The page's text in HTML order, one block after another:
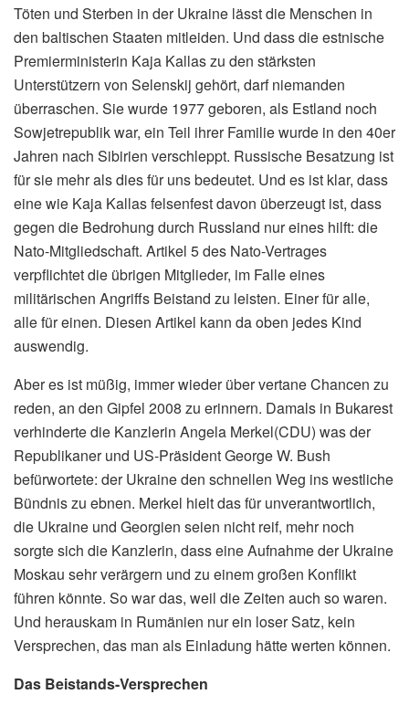
Töten und Sterben in der Ukraine lässt die Menschen in
den baltischen Staaten mitleiden. Und dass die estnische
Premierministerin Kaja Kallas zu den stärksten
Unterstützern von Selenskij gehört, darf niemanden
überraschen. Sie wurde 1977 geboren, als Estland noch
Sowjetrepublik war, ein Teil ihrer Familie wurde in den 40er
Jahren nach Sibirien verschleppt. Russische Besatzung ist
für sie mehr als dies für uns bedeutet. Und es ist klar, dass
eine wie Kaja Kallas felsenfest davon überzeugt ist, dass
gegen die Bedrohung durch Russland nur eines hilft: die
Nato-Mitgliedschaft. Artikel 5 des Nato-Vertrages
verpflichtet die übrigen Mitglieder, im Falle eines
militärischen Angriffs Beistand zu leisten. Einer für alle,
alle für einen. Diesen Artikel kann da oben jedes Kind
auswendig.
Aber es ist müßig, immer wieder über vertane Chancen zu
reden, an den Gipfel 2008 zu erinnern. Damals in Bukarest
verhinderte die Kanzlerin Angela Merkel(CDU) was der
Republikaner und US-Präsident George W. Bush
befürwortete: der Ukraine den schnellen Weg ins westliche
Bündnis zu ebnen. Merkel hielt das für unverantwortlich,
die Ukraine und Georgien seien nicht reif, mehr noch
sorgte sich die Kanzlerin, dass eine Aufnahme der Ukraine
Moskau sehr verärgern und zu einem großen Konflikt
führen könnte. So war das, weil die Zeiten auch so waren.
Und herauskam in Rumänien nur ein loser Satz, kein
Versprechen, das man als Einladung hätte werten können.
Das Beistands-Versprechen